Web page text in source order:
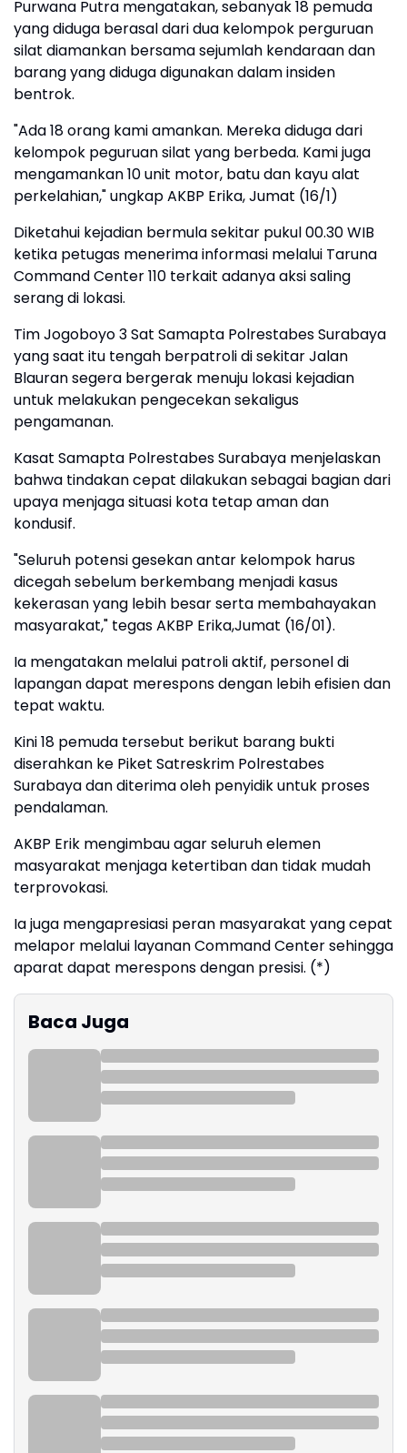
Purwana Putra mengatakan, sebanyak 18 pemuda
yang diduga berasal dari dua kelompok perguruan
silat diamankan bersama sejumlah kendaraan dan
barang yang diduga digunakan dalam insiden
bentrok.
"Ada 18 orang kami amankan. Mereka diduga dari
kelompok peguruan silat yang berbeda. Kami juga
mengamankan 10 unit motor, batu dan kayu alat
perkelahian," ungkap AKBP Erika, Jumat (16/1)
Diketahui kejadian bermula sekitar pukul 00.30 WIB
ketika petugas menerima informasi melalui Taruna
Command Center 110 terkait adanya aksi saling
serang di lokasi.
Tim Jogoboyo 3 Sat Samapta Polrestabes Surabaya
yang saat itu tengah berpatroli di sekitar Jalan
Blauran segera bergerak menuju lokasi kejadian
untuk melakukan pengecekan sekaligus
pengamanan.
Kasat Samapta Polrestabes Surabaya menjelaskan
bahwa tindakan cepat dilakukan sebagai bagian dari
upaya menjaga situasi kota tetap aman dan
kondusif.
"Seluruh potensi gesekan antar kelompok harus
dicegah sebelum berkembang menjadi kasus
kekerasan yang lebih besar serta membahayakan
masyarakat," tegas AKBP Erika,Jumat (16/01).
Ia mengatakan melalui patroli aktif, personel di
lapangan dapat merespons dengan lebih efisien dan
tepat waktu.
Kini 18 pemuda tersebut berikut barang bukti
diserahkan ke Piket Satreskrim Polrestabes
Surabaya dan diterima oleh penyidik untuk proses
pendalaman.
AKBP Erik mengimbau agar seluruh elemen
masyarakat menjaga ketertiban dan tidak mudah
terprovokasi.
Ia juga mengapresiasi peran masyarakat yang cepat
melapor melalui layanan Command Center sehingga
aparat dapat merespons dengan presisi. (*)
Baca Juga